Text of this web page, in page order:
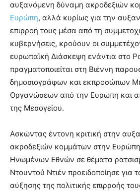
αυξανόμενη δύναμη ακροδεξιών
Ευρώπη, αλλά κυρίως για την
επιρροή τους μέσα από τη
κυβερνήσεις, κρούουν οι
ευρωπαϊκή Διάσκεψη ενάντια στο
πραγματοποιείται στη Βιέννη
δημοσιογράφων και εκπροσώπων
Οργανώσεων από την Ευρώπη και
της Μεσογείου.
Ασκώντας έντονη κριτική στην
ακροδεξιών κομμάτων στην
Ηνωμένων Εθνών σε θέματα
Ντουντού Ντιέν προειδοποίησε για
αύξησης της πολιτικής επιρροής